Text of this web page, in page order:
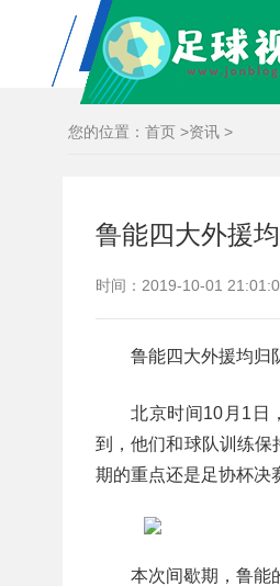
您的位置： 首页 >资讯 >
鲁能四大外援
时间：2019-10-01
鲁能四大外援均归
北京时间10月1日
到，他们和球队训练保
期的重点还是足协杯决
本次间歇期，鲁能